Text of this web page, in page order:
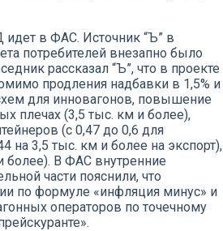
в ФАС. Источник “Ъ” в
потребителей внезапно было
рассказал “Ъ”, что в проекте
продления надбавки в 1,5% и
для инновагонов, повышение
плечах (3,5 тыс. км и более),
(с 0,47 до 0,6 для
на 3,5 тыс. км и более на экспорт),
более). В ФАС внутренние
части пояснили, что
по формуле «инфляция минус» и
операторов по точечному